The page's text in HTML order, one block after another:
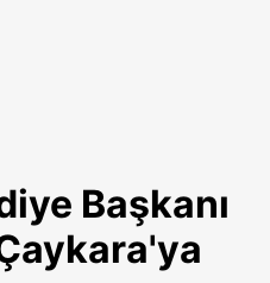
Başkanı